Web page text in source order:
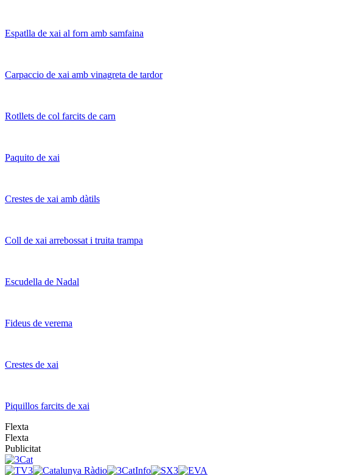
Espatlla de xai al forn amb samfaina
Carpaccio de xai amb vinagreta de tardor
Rotllets de col farcits de carn
Paquito de xai
Crestes de xai amb dàtils
Coll de xai arrebossat i truita trampa
Escudella de Nadal
Fideus de verema
Crestes de xai
Piquillos farcits de xai
Flexta
Flexta
Publicitat